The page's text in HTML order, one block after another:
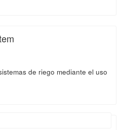
de riego mediante el uso